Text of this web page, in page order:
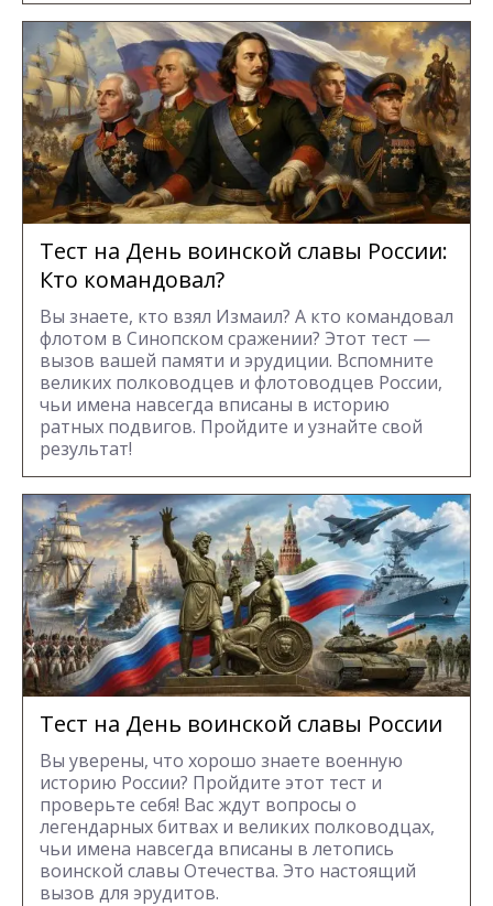
Тест на День воинской славы России:
Кто командовал?
Вы знаете, кто взял Измаил? А кто командовал
флотом в Синопском сражении? Этот тест —
вызов вашей памяти и эрудиции. Вспомните
великих полководцев и флотоводцев России,
чьи имена навсегда вписаны в историю
ратных подвигов. Пройдите и узнайте свой
результат!
Тест на День воинской славы России
Вы уверены, что хорошо знаете военную
историю России? Пройдите этот тест и
проверьте себя! Вас ждут вопросы о
легендарных битвах и великих полководцах,
чьи имена навсегда вписаны в летопись
воинской славы Отечества. Это настоящий
вызов для эрудитов.